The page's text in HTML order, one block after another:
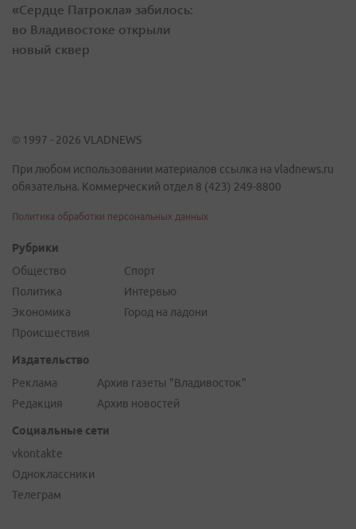
«Сердце Патрокла» забилось:
во Владивостоке открыли
новый сквер
© 1997 - 2026 VLADNEWS
При любом использовании материалов ссылка на vladnews.ru
обязательна. Коммерческий отдел 8 (423) 249-8800
Политика обработки персональных данных
Рубрики
Общество
Политика
Экономика
Происшествия
Спорт
Интервью
Город на ладони
Издательство
Реклама
Редакция
Архив газеты "Владивосток"
Архив новостей
Социальные сети
vkontakte
Одноклассники
Телеграм